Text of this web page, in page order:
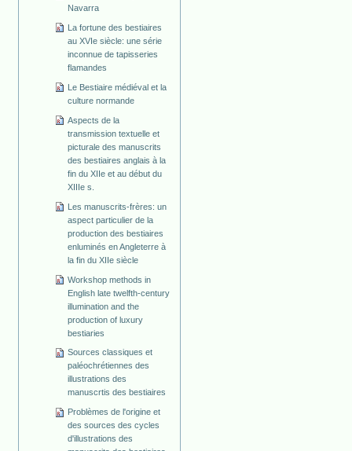
Navarra
La fortune des bestiaires
au XVIe siècle: une série
inconnue de tapisseries
flamandes
Le Bestiaire médiéval et la
culture normande
Aspects de la
transmission textuelle et
picturale des manuscrits
des bestiaires anglais à la
fin du XIIe et au début du
XIIIe s.
Les manuscrits-frères: un
aspect particulier de la
production des bestiaires
enluminés en Angleterre à
la fin du XIIe siècle
Workshop methods in
English late twelfth-century
illumination and the
production of luxury
bestiaries
Sources classiques et
paléochrétiennes des
illustrations des
manuscrtis des bestiaires
Problèmes de l'origine et
des sources des cycles
d'illustrations des